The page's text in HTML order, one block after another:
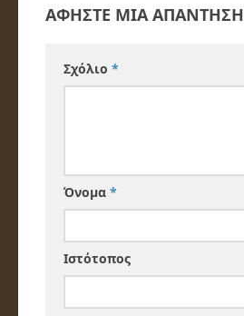
ΑΦΉΣΤΕ ΜΙΑ ΑΠΆΝΤΗΣΗ
Σχόλιο *
Όνομα *
Ιστότοπος